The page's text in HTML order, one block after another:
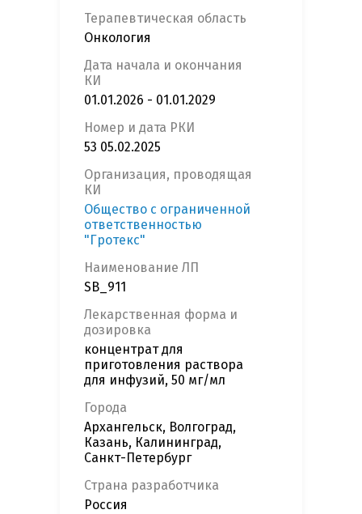
Терапевтическая область
Онкология
Дата начала и окончания
КИ
01.01.2026 - 01.01.2029
Номер и дата РКИ
53 05.02.2025
Организация, проводящая
КИ
Общество с ограниченной
ответственностью
"Гротекс"
Наименование ЛП
SB_911
Лекарственная форма и
дозировка
концентрат для
приготовления раствора
для инфузий, 50 мг/мл
Города
Архангельск, Волгоград,
Казань, Калининград,
Санкт-Петербург
Страна разработчика
Россия